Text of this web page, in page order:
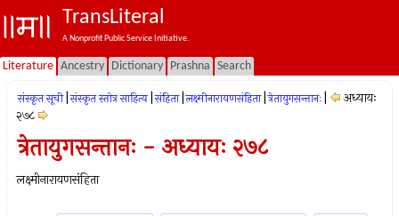
TransLiteral
A Nonprofit Public Service Initiative.
Literature Ancestry Dictionary Prashna Search
संस्कृत सूची संस्कृत स्तोत्र साहित्य संहिता लक्ष्मीनारायणसंहिता त्रेतायुगसन्तानः
अध्यायः
२७८
त्रेतायुगसन्तानः - अध्यायः २७८
लक्ष्मीनारायणसंहिता